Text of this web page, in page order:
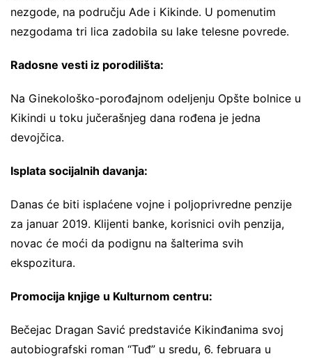
nezgode, na području Ade i Kikinde. U pomenutim
nezgodama tri lica zadobila su lake telesne povrede.
Radosne vesti iz porodilišta:
Na Ginekološko-porođajnom odeljenju Opšte bolnice u
Kikindi u toku jučerašnjeg dana rođena je jedna
devojčica.
Isplata socijalnih davanja:
Danas će biti isplaćene vojne i poljoprivredne penzije
za januar 2019. Klijenti banke, korisnici ovih penzija,
novac će moći da podignu na šalterima svih
ekspozitura.
Promocija knjige u Kulturnom centru:
Bečejac Dragan Savić predstaviće Kikinđanima svoj
autobiografski roman “Tuđ” u sredu, 6. februara u